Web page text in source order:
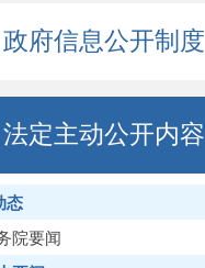
政府信息公开制度
法定主动公开内容
态
院要闻